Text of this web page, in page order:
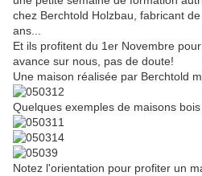
chez Berchtold Holzbau, fabricant
ans...
Et ils profitent du 1er Novembre
avance sur nous, pas de doute!
Une maison réalisée par Berchtold
Quelques exemples de maisons
Notez l'orientation pour profiter un